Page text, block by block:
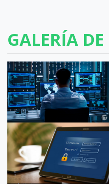
GALERÍA